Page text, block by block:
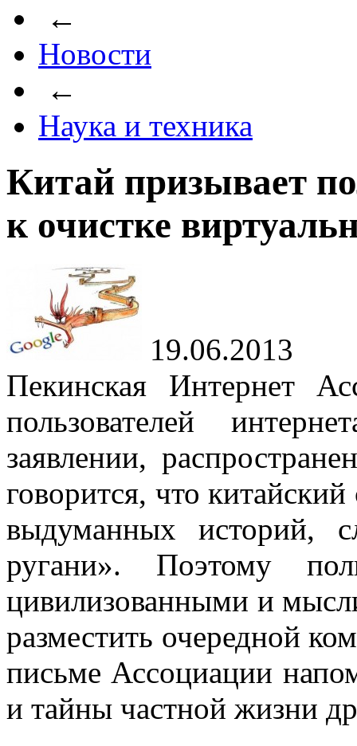
←
Новости
←
Наука и техника
Китай призывает
к очистке
19.06.2013
Пекинская Интернет
пользователей
заявлении,
говорится, что китайский
выдуманных историй,
ругани». Поэтому
цивилизованными и
разместить очередной
письме Ассоциации
и тайны частной жизни